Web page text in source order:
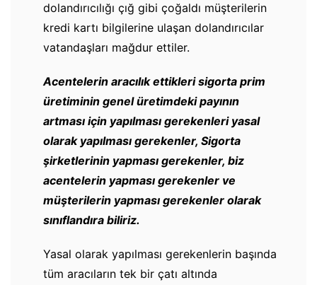
dolandırıcılığı çığ gibi çoğaldı müşterilerin
kredi kartı bilgilerine ulaşan dolandırıcılar
vatandaşları mağdur ettiler.
Acentelerin aracılık ettikleri sigorta prim
üretiminin genel üretimdeki payının
artması için yapılması gerekenleri yasal
olarak yapılması gerekenler, Sigorta
şirketlerinin yapması gerekenler, biz
acentelerin yapması gerekenler ve
müşterilerin yapması gerekenler olarak
sınıflandıra biliriz.
Yasal olarak yapılması gerekenlerin başında
tüm aracıların tek bir çatı altında